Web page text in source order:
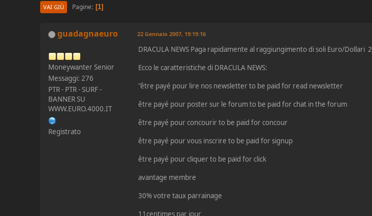
VAI GIÙ Pagine 1
guadagnaeuro
Moneywanter Senior
Messaggi: 276
PTR - PTR - SURF -
BANNER SU
WWW.EURO.4000.IT
Registrato
22 Gennaio 2007, 19:19:16
DRACULA NEWS Paga rapidamente al raggiungimento di soli Euro/Dollari 2
Ecco le caratteristiche di DRACULA NEWS:
"être payé pour lire nos newsletter to be paid for read newsletter
être payé pour poster sur le forum to be paid for chat in the forum
être payé pour concourir to be paid for concour
être payé pour vous inscrire to be paid for signup
être payé pour cliquer to be paid for click
avantage membre
30% votre taux parrainage
11centimes par jour